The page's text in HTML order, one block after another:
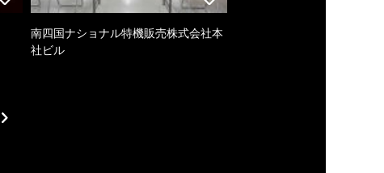
南四国ナショナル特機販売株式会社本
社ビル